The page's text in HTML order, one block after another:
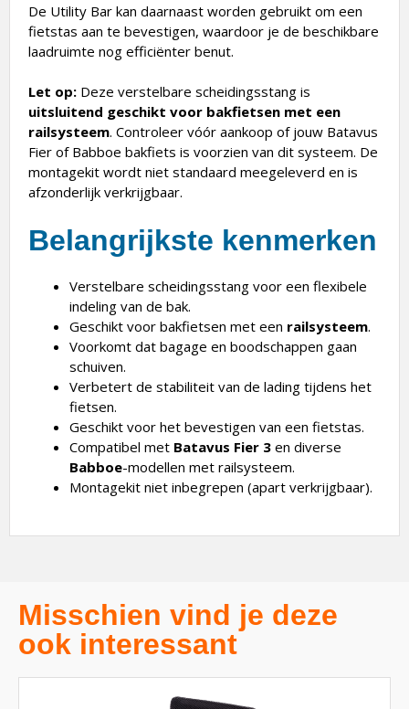
De Utility Bar kan daarnaast worden gebruikt om een
fietstas aan te bevestigen, waardoor je de beschikbare
laadruimte nog efficiënter benut.
Let op: Deze verstelbare scheidingsstang is
uitsluitend geschikt voor bakfietsen met een
railsysteem. Controleer vóór aankoop of jouw Batavus
Fier of Babboe bakfiets is voorzien van dit systeem. De
montagekit wordt niet standaard meegeleverd en is
afzonderlijk verkrijgbaar.
Belangrijkste kenmerken
Verstelbare scheidingsstang voor een flexibele
indeling van de bak.
Geschikt voor bakfietsen met een railsysteem.
Voorkomt dat bagage en boodschappen gaan
schuiven.
Verbetert de stabiliteit van de lading tijdens het
fietsen.
Geschikt voor het bevestigen van een fietstas.
Compatibel met Batavus Fier 3 en diverse
Babboe-modellen met railsysteem.
Montagekit niet inbegrepen (apart verkrijgbaar).
Misschien vind je deze
ook interessant